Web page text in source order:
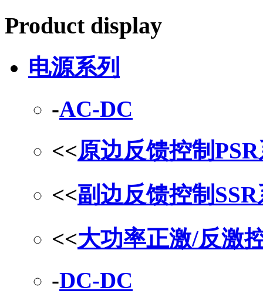
Product display
电源系列
-AC-DC
<<原边反馈控制
<<副边反馈控制
<<大功率正激/反激
-DC-DC